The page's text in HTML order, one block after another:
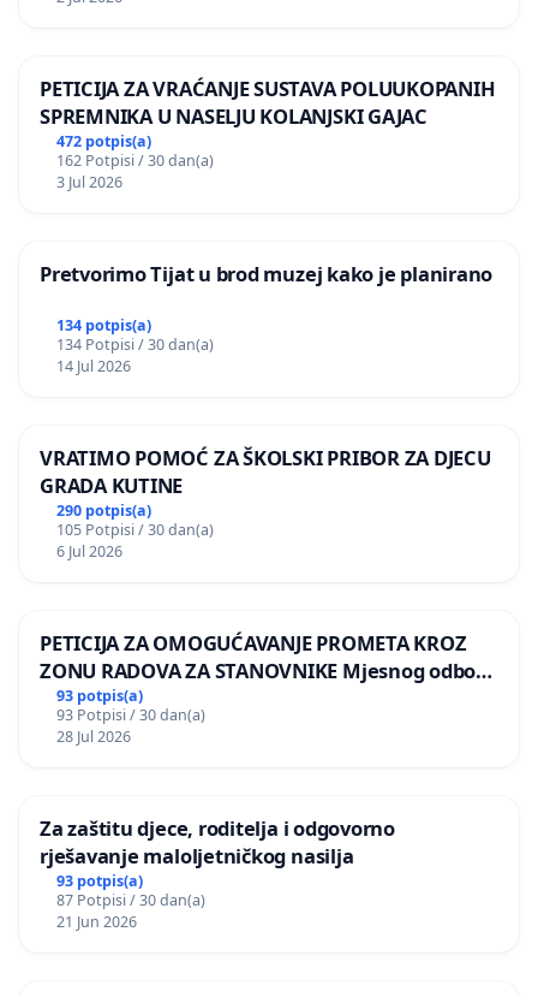
PETICIJA ZA VRAĆANJE SUSTAVA POLUUKOPANIH
SPREMNIKA U NASELJU KOLANJSKI GAJAC
472 potpis(a)
162 Potpisi / 30 dan(a)
3 Jul 2026
Pretvorimo Tijat u brod muzej kako je planirano
134 potpis(a)
134 Potpisi / 30 dan(a)
14 Jul 2026
VRATIMO POMOĆ ZA ŠKOLSKI PRIBOR ZA DJECU
GRADA KUTINE
290 potpis(a)
105 Potpisi / 30 dan(a)
6 Jul 2026
PETICIJA ZA OMOGUĆAVANJE PROMETA KROZ
ZONU RADOVA ZA STANOVNIKE Mjesnog odbora
Kamensko i Lemić Brdo
93 potpis(a)
93 Potpisi / 30 dan(a)
28 Jul 2026
Za zaštitu djece, roditelja i odgovorno
rješavanje maloljetničkog nasilja
93 potpis(a)
87 Potpisi / 30 dan(a)
21 Jun 2026